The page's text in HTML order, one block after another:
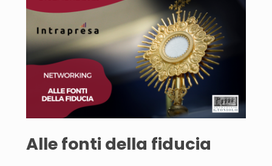
Alle fonti della fiducia